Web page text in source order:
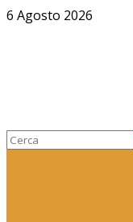
Salta
6 Agosto 2026